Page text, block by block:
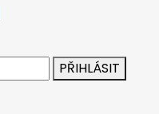
PŘIHLÁSIT